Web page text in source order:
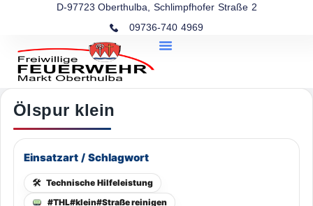
D-97723 Oberthulba, Schlimpfhofer Straße 2
09736-740 4969
Ölspur klein
Einsatzart / Schlagwort
🛠 Technische Hilfeleistung
#THL#klein#Straße reinigen